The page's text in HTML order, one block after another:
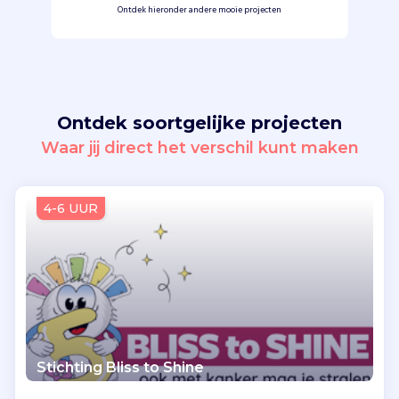
Vind jouw project
Inloggen
Ontdek hieronder andere mooie projecten
Ontdek soortgelijke projecten
Waar jij direct het verschil kunt maken
4-6 UUR
Stichting Bliss to Shine